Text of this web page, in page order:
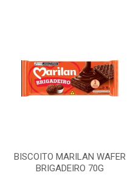
BISCOITO MARILAN WAFER
BRIGADEIRO 70G